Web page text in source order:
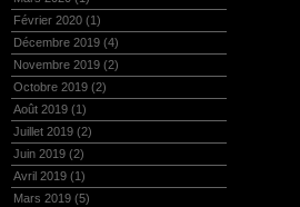
Février 2020 (1)
Décembre 2019 (4)
Novembre 2019 (2)
Octobre 2019 (2)
Août 2019 (1)
Juillet 2019 (2)
Juin 2019 (2)
Avril 2019 (1)
Mars 2019 (5)